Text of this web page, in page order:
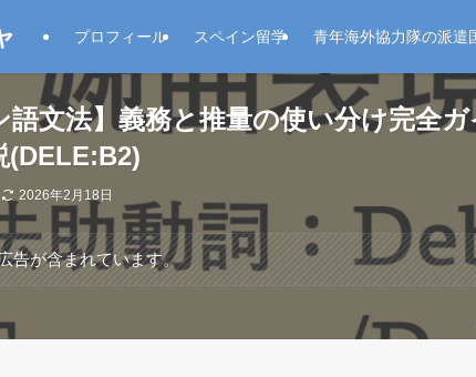
プロフィール スペイン留学 青年海外協力隊の派遣
語文法】義務と推量の使い分け完全
(DELE:B2)
2026年2月18日
告が含まれています。